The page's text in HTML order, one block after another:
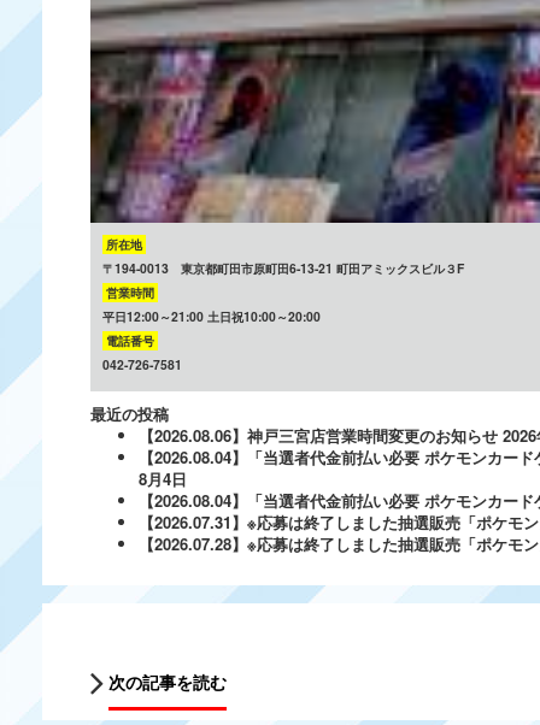
所在地
〒194-0013 東京都町田市原町田6-13-21 町田アミックスビル３F
営業時間
平日12:00～21:00 土日祝10:00～20:00
電話番号
042-726-7581
最近の投稿
【2026.08.06】神戸三宮店営業時間変更のお知らせ
【2026.08.04】「当選者代金前払い必要 ポケモンカー
8月4日
【2026.08.04】「当選者代金前払い必要 ポケモンカー
【2026.07.31】※応募は終了しました抽選販売「ポケ
【2026.07.28】※応募は終了しました抽選販売「ポケ
次の記事を読む